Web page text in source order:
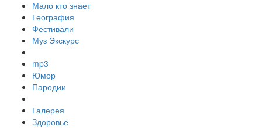
Мало кто знает
География
Фестивали
Муз Экскурс
mp3
Юмор
Пародии
Галерея
Здоровье